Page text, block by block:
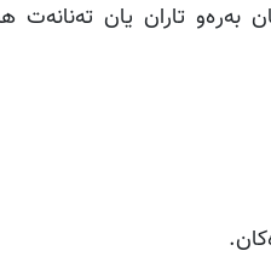
بەرەو تاران یان تەنانەت